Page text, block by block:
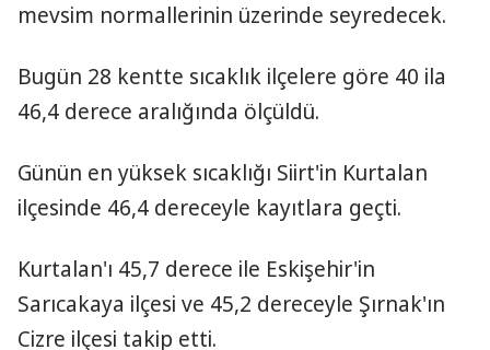
mevsim normallerinin üzerinde seyredecek.
Bugün 28 kentte sıcaklık ilçelere göre 40 ila
46,4 derece aralığında ölçüldü.
Günün en yüksek sıcaklığı Siirt'in Kurtalan
ilçesinde 46,4 dereceyle kayıtlara geçti.
Kurtalan'ı 45,7 derece ile Eskişehir'in
Sarıcakaya ilçesi ve 45,2 dereceyle Şırnak'ın
Cizre ilçesi takip etti.